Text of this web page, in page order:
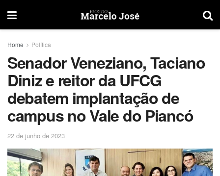
Home Política
Senador Veneziano, Taciano
Diniz e reitor da UFCG
debatem implantação de
campus no Vale do Piancó
22 de junho de 2023